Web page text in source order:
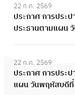
22 ก.ค. 2569
ประกาศ การประ
ประธานตามแผน
22 ก.ค. 2569
ประกาศ การประ
แผน วันพฤหัสบดี